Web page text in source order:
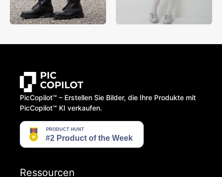
PicCopilot™️ – Erstellen Sie Bilder, die Ihre Produkte mit
PicCopilot™️ KI verkaufen.
Ressourcen